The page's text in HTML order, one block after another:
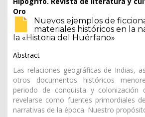
Oro
Nuevos ejemplos de
materiales históricos en la
la «Historia del Huérfano»
Abstract
Las relaciones geográficas de Indias,
otros documentos históricos
periodo de conquista y colonización
revelarse como fuentes primordiales
narrativas de la época. Nuestro